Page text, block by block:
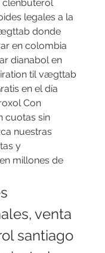
legales a la
donde
en colombia
dianabol en
til vægttab
en el día
Con
cuotas sin
nuestras
y
millones de
venta
santiago